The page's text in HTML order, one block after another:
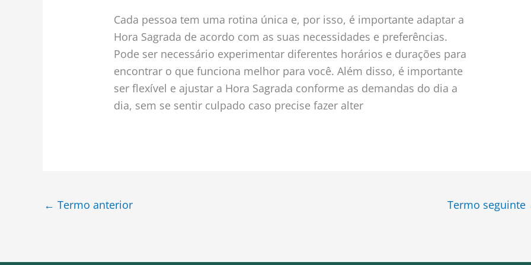
Cada pessoa tem uma rotina única e, por isso, é importante adaptar a
Hora Sagrada de acordo com as suas necessidades e preferências.
Pode ser necessário experimentar diferentes horários e durações para
encontrar o que funciona melhor para você. Além disso, é importante
ser flexível e ajustar a Hora Sagrada conforme as demandas do dia a
dia, sem se sentir culpado caso precise fazer alter
← Termo anterior Termo seguinte